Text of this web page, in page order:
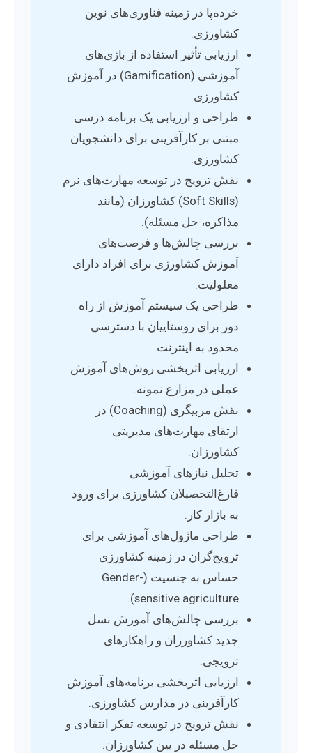
خرده‌پا در زمینه فناوری‌های نوین
کشاورزی.
ارزیابی تأثیر استفاده از بازی‌های
آموزشی (Gamification) در آموزش
کشاورزی.
طراحی و ارزیابی یک برنامه درسی
مبتنی بر کارآفرینی برای دانشجویان
کشاورزی.
نقش ترویج در توسعه مهارت‌های نرم
(Soft Skills) کشاورزان (مانند
مذاکره، حل مسئله).
بررسی چالش‌ها و فرصت‌های
آموزش کشاورزی برای افراد دارای
معلولیت.
طراحی یک سیستم آموزش از راه
دور برای روستاییان با دسترسی
محدود به اینترنت.
ارزیابی اثربخشی روش‌های آموزش
عملی در مزارع نمونه.
نقش مربیگری (Coaching) در
ارتقای مهارت‌های مدیریتی
کشاورزان.
تحلیل نیازهای آموزشی
فارغ‌التحصیلان کشاورزی برای ورود
به بازار کار.
طراحی ماژول‌های آموزشی برای
ترویج‌گران در زمینه کشاورزی
حساس به جنسیت (Gender-
sensitive agriculture).
بررسی چالش‌های آموزش نسل
جدید کشاورزان و راهکارهای
ترویجی.
ارزیابی اثربخشی برنامه‌های آموزش
کارآفرینی در مدارس کشاورزی.
نقش ترویج در توسعه تفکر انتقادی و
حل مسئله در بین کشاورزان.